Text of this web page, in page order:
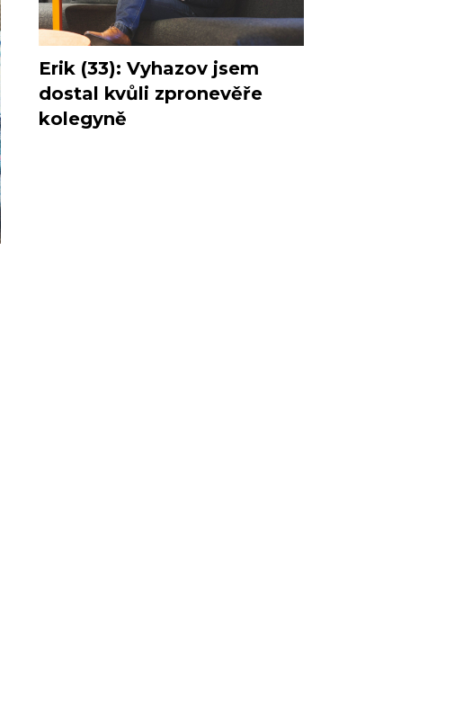
Erik (33): Vyhazov jsem
dostal kvůli zpronevěře
kolegyně